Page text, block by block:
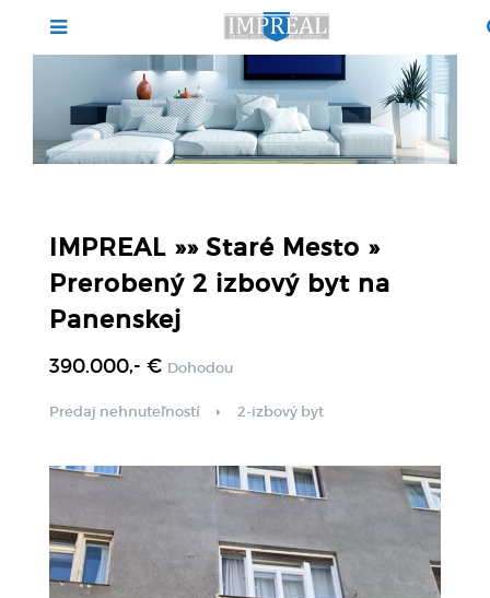
IMPREAL »» Staré Mesto »
Prerobený 2 izbový byt na
Panenskej
390.000,- € Dohodou
Predaj nehnuteľností 2-izbový byt